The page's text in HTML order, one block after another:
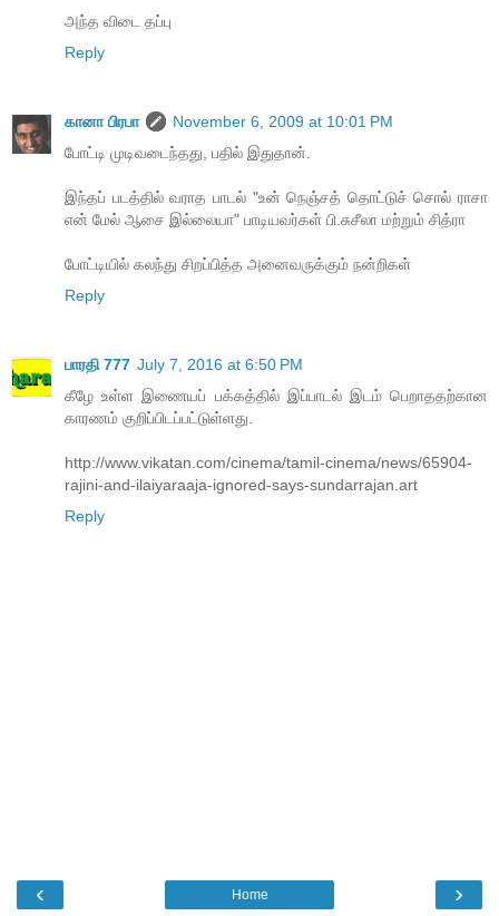
அந்த விடை தப்பு
Reply
கானா பிரபா
November 6, 2009 at 10:01 PM
போட்டி முடிவடைந்தது, பதில் இதுதான்.
இந்தப் படத்தில் வராத பாடல் "உன் நெஞ்சத் தொட்டுச் சொல் ராசா
என் மேல் ஆசை இல்லையா" பாடியவர்கள் பி.சுசீலா மற்றும் சித்ரா
போட்டியில் கலந்து சிறப்பித்த அனைவருக்கும் நன்றிகள்
Reply
பாரதி 777 July 7, 2016 at 6:50 PM
கீழே உள்ள இணையப் பக்கத்தில் இப்பாடல் இடம் பெறாததற்கான
காரணம் குறிப்பிடப்பட்டுள்ளது.
http://www.vikatan.com/cinema/tamil-cinema/news/65904-
rajini-and-ilaiyaraaja-ignored-says-sundarrajan.art
Reply
‹ ›
Home